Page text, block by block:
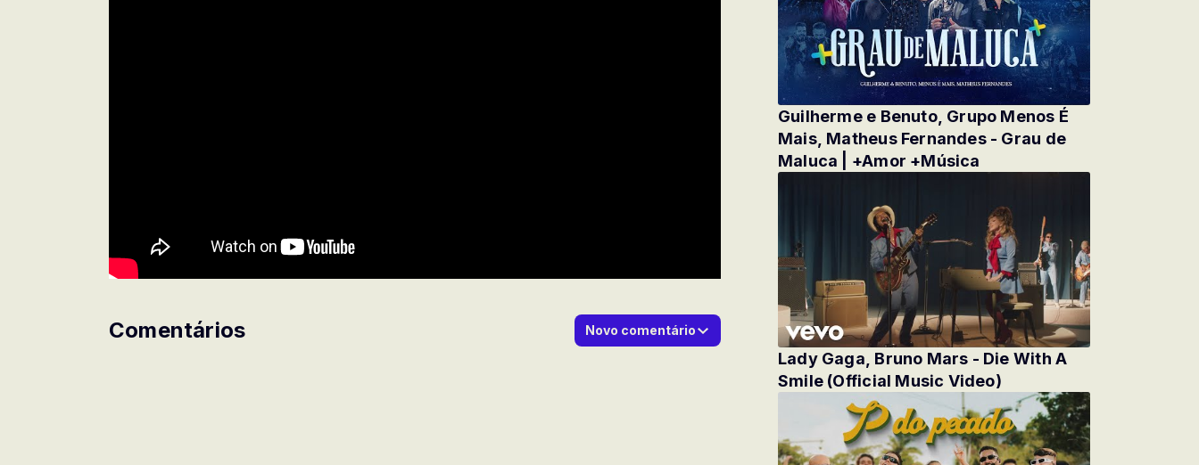
Guilherme e Benuto, Grupo Menos É
Mais, Matheus Fernandes - Grau de
Maluca | +Amor +Música
Lady Gaga, Bruno Mars - Die With A
Smile (Official Music Video)
Comentários Novo comentário